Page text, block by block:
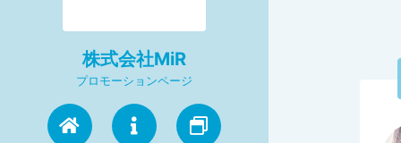
株式会社MiR
プロモーションページ